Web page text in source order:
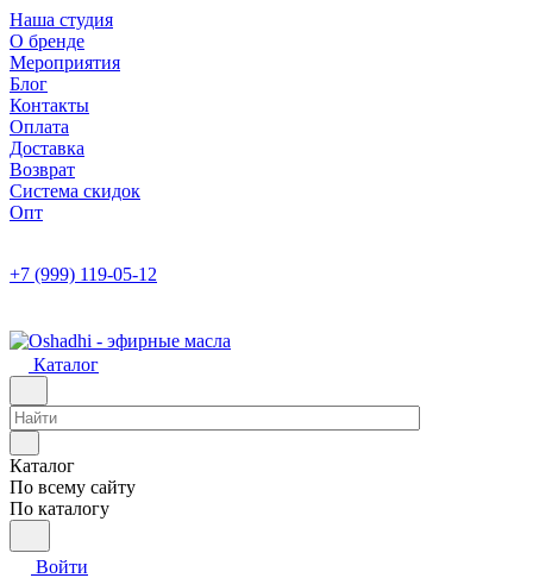
Наша студия
О бренде
Мероприятия
Блог
Контакты
Оплата
Доставка
Возврат
Система скидок
Опт
+7 (999) 119-05-12
Каталог
Каталог
По всему сайту
По каталогу
Войти